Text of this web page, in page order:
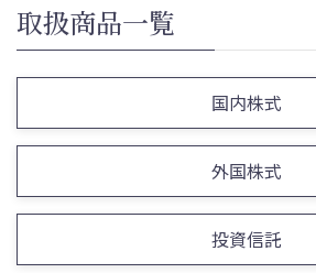
取扱商品一覧
国内株式
外国株式
投資信託